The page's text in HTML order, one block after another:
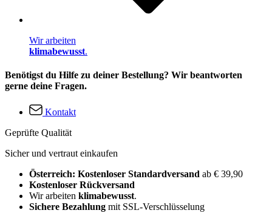
Wir arbeiten
klimabewusst.
Benötigst du Hilfe zu deiner Bestellung? Wir beantworten
gerne deine Fragen.
Kontakt
Geprüfte Qualität
Sicher und vertraut einkaufen
Österreich: Kostenloser Standardversand ab € 39,90
Kostenloser Rückversand
Wir arbeiten klimabewusst.
Sichere Bezahlung mit SSL-Verschlüsselung